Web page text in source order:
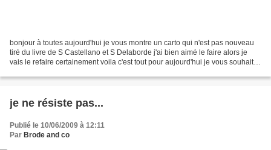
bonjour à toutes aujourd'hui je vous montre un carto qui n'est pas nouveau
tiré du livre de S Castellano et S Delaborde j'ai bien aimé le faire alors je
vais le refaire certainement voila c'est tout pour aujourd'hui je vous souhaite
je ne résiste pas...
Publié le 10/06/2009 à 12:11
Par Brode and co